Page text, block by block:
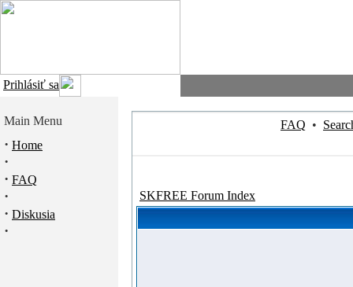
Prihlásiť sa
Main Menu
· Home
·
· FAQ
·
· Diskusia
·
FAQ •
SKFREE Forum Index